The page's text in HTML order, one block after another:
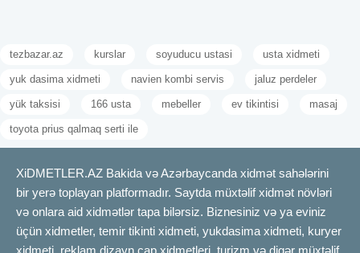
tezbazar.az kurslar soyuducu ustasi usta xidmeti
yuk dasima xidmeti navien kombi servis jaluz perdeler
yük taksisi 166 usta mebeller ev tikintisi masaj
toyota prius qalmaq serti ile
XiDMETLER.AZ Bakida və Azərbaycanda xidmət sahələrini
bir yerə toplayan platformadır. Saytda müxtəlif xidmət növləri
və onlara aid xidmətlər tapa bilərsiz. Biznesiniz və ya eviniz
üçün xidmetler, temir tikinti xidmeti, yukdasima xidmeti, kuryer